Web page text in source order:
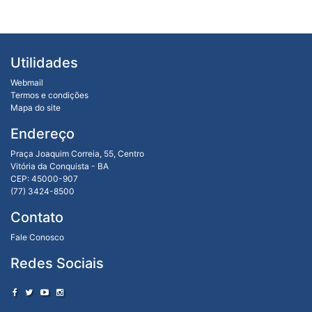
Utilidades
Webmail
Termos e condições
Mapa do site
Endereço
Praça Joaquim Correia, 55, Centro
Vitória da Conquista - BA
CEP: 45000-907
(77) 3424-8500
Contato
Fale Conosco
Redes Sociais